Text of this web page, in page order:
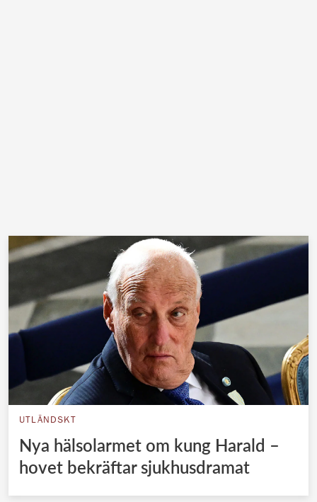
UTLÄNDSKT
Nya hälsolarmet om kung Harald –
hovet bekräftar sjukhusdramat